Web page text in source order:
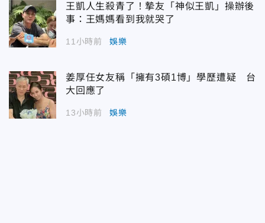
王凱人生殺青了！摯友「神似王凱」操辦後
事：王媽媽看到我就哭了
11小時前 娛樂
姜厚任女友稱「擁有3碩1博」學歷遭疑 台
大回應了
13小時前 娛樂